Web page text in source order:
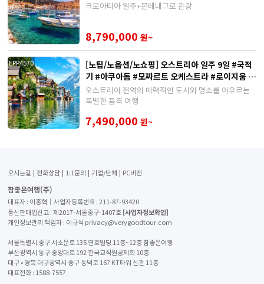
크로아티아 일주+몬테네그로 관광
8,790,000 원~
EPP4570
[노팁/노옵션/노쇼핑] 오스트리아 일주 9일 #국적
기 #아쿠아돔 #모짜르트 오케스트라 #로이지움 와
이너리
오스트리아 전역의 매력적인 도시와 명소를 아우르는
특별한 품격 여행
7,490,000 원~
오시는길 전화상담 1:1문의 기업/단체 PC버전
참좋은여행(주)
대표자 : 이종혁│사업자등록번호 : 211-87-93420
통신판매업신고 : 제2017-서울중구-1407호 [사업자정보확인]
개인정보관리 책임자 : 이규식 privacy@verygoodtour.com
서울특별시 중구 서소문로 135 연호빌딩 11층~12층 참좋은여행
부산광역시 동구 중앙대로 192 한국교직원공제회 10층
대구 • 경북 대구광역시 중구 동덕로 167 KT타워 신관 11층
대표전화 : 1588-7557